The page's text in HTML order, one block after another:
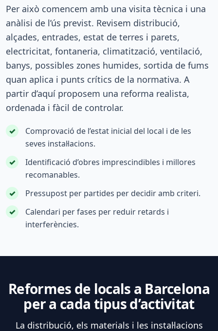
Per això comencem amb una visita tècnica i una
anàlisi de l’ús previst. Revisem distribució,
alçades, entrades, estat de terres i parets,
electricitat, fontaneria, climatització, ventilació,
banys, possibles zones humides, sortida de fums
quan aplica i punts crítics de la normativa. A
partir d’aquí proposem una reforma realista,
ordenada i fàcil de controlar.
✓
Comprovació de l’estat inicial del local i de les
seves instal·lacions.
✓
Identificació d’obres imprescindibles i millores
recomanables.
✓
Pressupost per partides per decidir amb criteri.
✓
Calendari per fases per reduir retards i
interferències.
Reformes de locals a Barcelona
per a cada tipus d’activitat
La distribució, els materials i les instal·lacions